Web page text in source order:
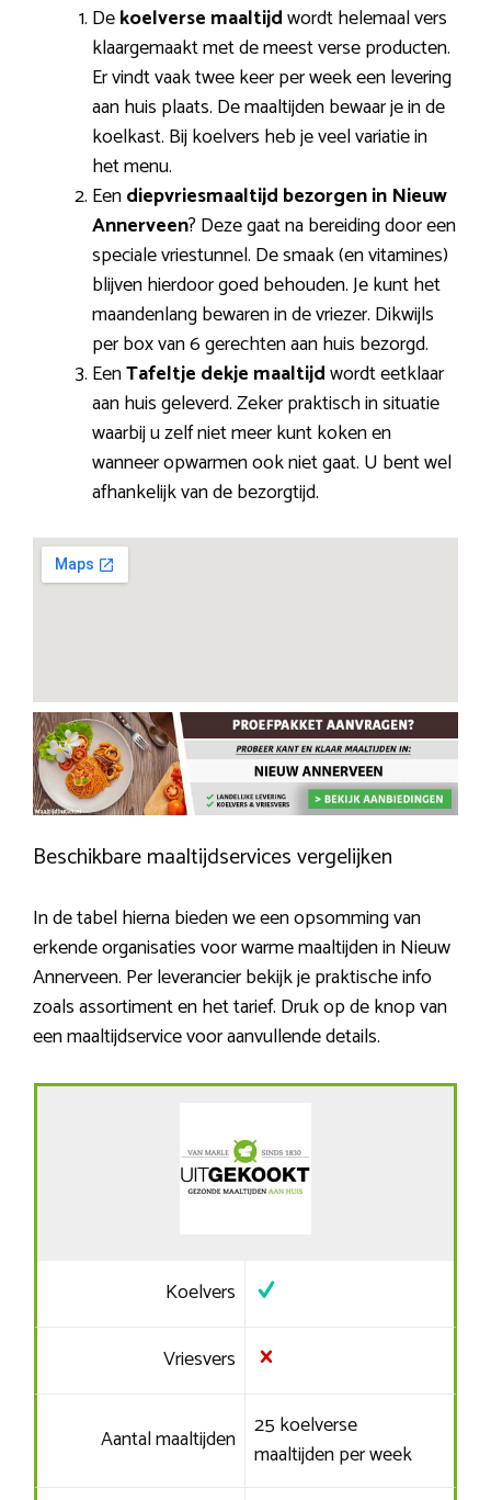
Dekoelverse maaltijdwordt helemaal vers
klaargemaakt met de meest verse producten.
Er vindt vaak twee keer per week een levering
aan huis plaats. De maaltijden bewaar je in de
koelkast. Bij koelvers heb je veel variatie in
het menu.
Eendiepvriesmaaltijd bezorgen in Nieuw
Annerveen? Deze gaat na bereiding door een
speciale vriestunnel. De smaak (en vitamines)
blijven hierdoor goed behouden. Je kunt het
maandenlang bewaren in de vriezer. Dikwijls
per box van 6 gerechten aan huis bezorgd.
EenTafeltje dekje maaltijdwordt eetklaar
aan huis geleverd. Zeker praktisch in situatie
waarbij u zelf niet meer kunt koken en
wanneer opwarmen ook niet gaat. U bent wel
afhankelijk van de bezorgtijd.
Beschikbare maaltijdservices vergelijken
In de tabel hierna bieden we een opsomming van
erkende organisaties voor warme maaltijden in Nieuw
Annerveen. Per leverancier bekijk je praktische info
zoals assortiment en het tarief. Druk op de knop van
een maaltijdservice voor aanvullende details.
Koelvers
Vriesvers
Aantal maaltijden 25 koelverse
maaltijden per week